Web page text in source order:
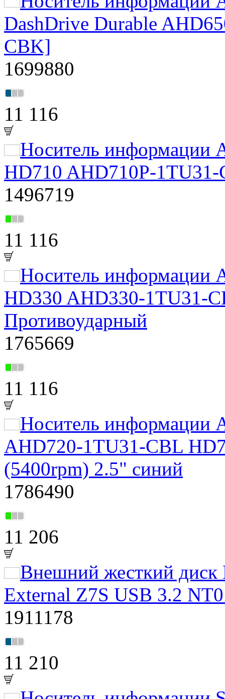
DashDrive Durable
CBK]
1699880
11 116
Носитель информации
HD710 AHD710P-
1496719
11 116
Носитель информации
HD330 AHD330-1TU31-
Противоударный
1765669
11 116
Носитель информации
AHD720-1TU31-CBL
(5400rpm) 2.5" синий
1786490
11 206
Внешний жесткий диск
External Z7S USB 3.2
1911178
11 210